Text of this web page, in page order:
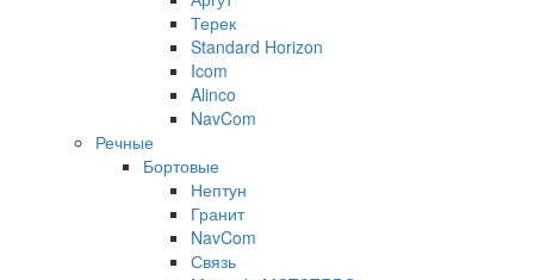
Терек
Standard Horizon
Icom
Alinco
NavCom
Речные
Бортовые
Нептун
Гранит
NavCom
Связь